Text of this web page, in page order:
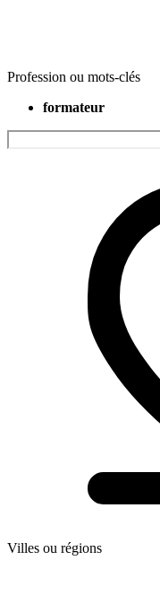
Profession ou mots-clés
formateur
Villes ou régions